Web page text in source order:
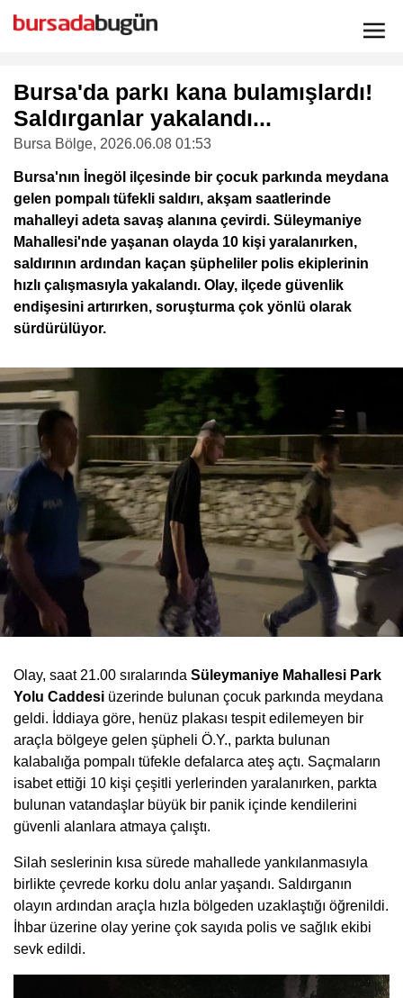
Bursa'da parkı kana bulamışlardı!
Saldırganlar yakalandı...
Bursa Bölge, 2026.06.08 01:53
Bursa'nın İnegöl ilçesinde bir çocuk parkında meydana
gelen pompalı tüfekli saldırı, akşam saatlerinde
mahalleyi adeta savaş alanına çevirdi. Süleymaniye
Mahallesi'nde yaşanan olayda 10 kişi yaralanırken,
saldırının ardından kaçan şüpheliler polis ekiplerinin
hızlı çalışmasıyla yakalandı. Olay, ilçede güvenlik
endişesini artırırken, soruşturma çok yönlü olarak
sürdürülüyor.
Olay, saat 21.00 sıralarında Süleymaniye Mahallesi Park
Yolu Caddesi üzerinde bulunan çocuk parkında meydana
geldi. İddiaya göre, henüz plakası tespit edilemeyen bir
araçla bölgeye gelen şüpheli Ö.Y., parkta bulunan
kalabalığa pompalı tüfekle defalarca ateş açtı. Saçmaların
isabet ettiği 10 kişi çeşitli yerlerinden yaralanırken, parkta
bulunan vatandaşlar büyük bir panik içinde kendilerini
güvenli alanlara atmaya çalıştı.
Silah seslerinin kısa sürede mahallede yankılanmasıyla
birlikte çevrede korku dolu anlar yaşandı. Saldırganın
olayın ardından araçla hızla bölgeden uzaklaştığı öğrenildi.
İhbar üzerine olay yerine çok sayıda polis ve sağlık ekibi
sevk edildi.